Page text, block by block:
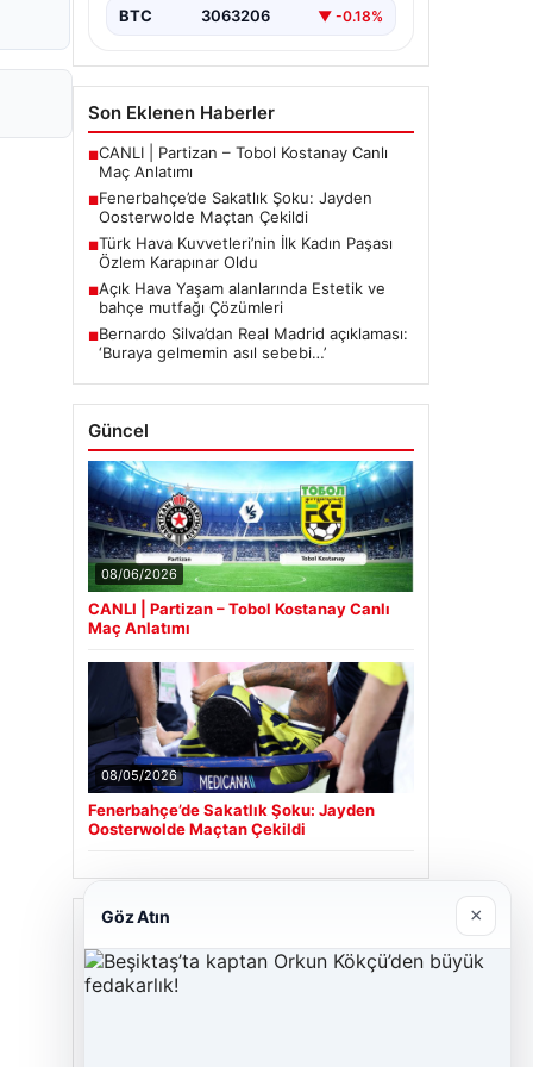
BTC 3063206 ▼ -0.18%
Son Eklenen Haberler
■CANLI | Partizan – Tobol Kostanay Canlı
Maç Anlatımı
■Fenerbahçe’de Sakatlık Şoku: Jayden
Oosterwolde Maçtan Çekildi
■Türk Hava Kuvvetleri’nin İlk Kadın Paşası
Özlem Karapınar Oldu
■Açık Hava Yaşam alanlarında Estetik ve
bahçe mutfağı Çözümleri
■Bernardo Silva’dan Real Madrid açıklaması:
‘Buraya gelmemin asıl sebebi…’
Güncel
08/06/2026
CANLI | Partizan – Tobol Kostanay Canlı
Maç Anlatımı
08/05/2026
Fenerbahçe’de Sakatlık Şoku: Jayden
Oosterwolde Maçtan Çekildi
Son Eklenen Firmalar
Cengiz Sigorta
Göz Atın ×